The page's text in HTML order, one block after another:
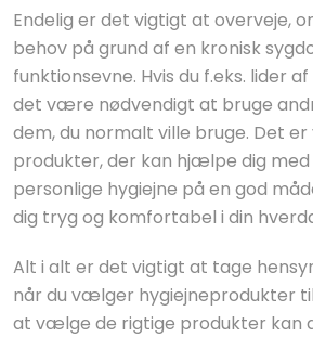
Endelig er det vigtigt at overveje,
behov på grund af en kronisk
funktionsevne. Hvis du f.eks. lider
det være nødvendigt at bruge
dem, du normalt ville bruge. Det
produkter, der kan hjælpe dig
personlige hygiejne på en god
dig tryg og komfortabel i din
Alt i alt er det vigtigt at tage
når du vælger hygiejneprodukter
at vælge de rigtige produkter kan